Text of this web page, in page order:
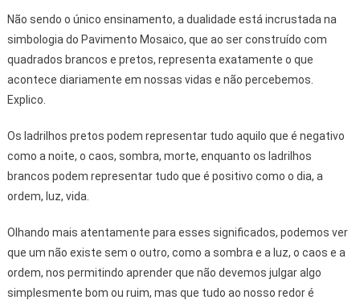
Não sendo o único ensinamento, a dualidade está incrustada na
simbologia do Pavimento Mosaico, que ao ser construído com
quadrados brancos e pretos, representa exatamente o que
acontece diariamente em nossas vidas e não percebemos.
Explico.
Os ladrilhos pretos podem representar tudo aquilo que é negativo
como a noite, o caos, sombra, morte, enquanto os ladrilhos
brancos podem representar tudo que é positivo como o dia, a
ordem, luz, vida.
Olhando mais atentamente para esses significados, podemos ver
que um não existe sem o outro, como a sombra e a luz, o caos e a
ordem, nos permitindo aprender que não devemos julgar algo
simplesmente bom ou ruim, mas que tudo ao nosso redor é